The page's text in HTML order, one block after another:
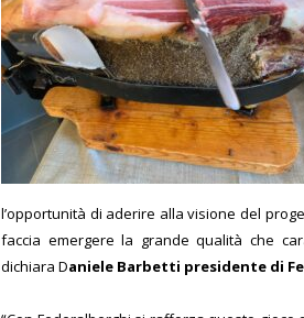
l’opportunità di aderire alla visione del
faccia emergere la grande qualità che
dichiara Daniele Barbetti presidente di